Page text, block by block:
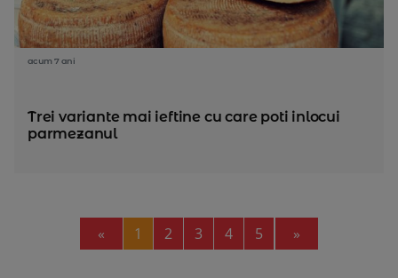
acum 7 ani
Trei variante mai ieftine cu care poti inlocui
parmezanul
« Previous
1 2 3 4 5 »